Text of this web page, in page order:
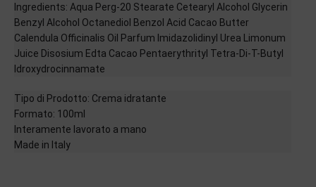
Ingredients: Aqua Perg-20 Stearate Cetearyl Alcohol Glycerin
Benzyl Alcohol Octanediol Benzol Acid Cacao Butter
Calendula Officinalis Oil Parfum Imidazolidinyl Urea Limonum
Juice Disosium Edta Cacao Pentaerythrityl Tetra-Di-T-Butyl
Idroxydrocinnamate
Tipo di Prodotto: Crema idratante
Formato: 100ml
Interamente lavorato a mano
Made in Italy